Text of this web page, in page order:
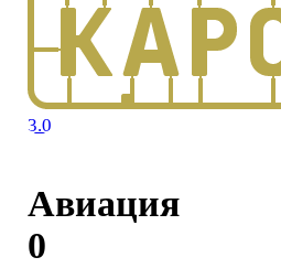
3.0
Авиация
0